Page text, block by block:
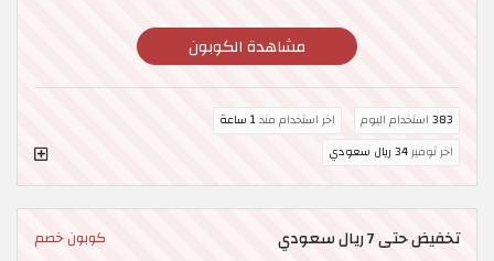
مشاهدة الكوبون
383 استخدام اليوم اخر استخدام منذ1 ساعة
اخر توفير34 ريال سعودي
تخفيض حتى 7 ريال سعودي كوبون خصم